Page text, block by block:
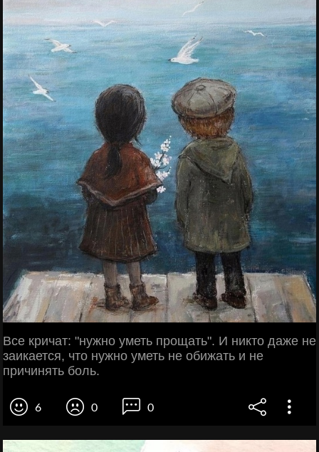
Все кричат: "нужно уметь прощать". И никто даже не
заикается, что нужно уметь не обижать и не
причинять боль.
6 0 0